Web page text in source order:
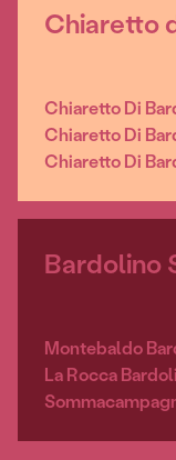
Chiaretto
Chiaretto Di
Chiaretto Di
Chiaretto Di
Bardolino
Montebaldo
La Rocca